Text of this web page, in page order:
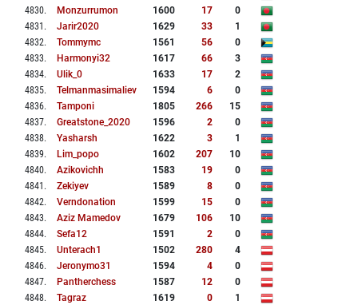
4830. Monzurrumon 1600 17
0
4831 . Jarir2020 1629 33
1
4832. Tommymc 1561 56
0
4833. Harmonyi32 1617 66
3
4834. Ulik_0 1633 17
2
4835. Telmanmasimaliev 1594 6
0
4836. Tamponi 1805 266
15
4837. Greatstone_2020 1596 2
0
4838. Yasharsh 1622 3
1
4839. Lim_popo 1602 207
10
4840. Azikovichh 1583 19
0
4841 . Zekiyev 1589 8
0
4842. Verndonation 1599 15
0
4843. Aziz Mamedov 1679 106
10
4844. Sefa12 1591 2
0
4845. Unterach1 1502 280
4
4846. Jeronymo31 1594 4
0
4847. Pantherchess 1587 12
0
4848. Tagraz 1619 0
1